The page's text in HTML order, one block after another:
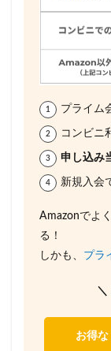
プライム
コンビニ
申し込み
新規入会
Amazonでよ
る！
しかも、 プラ
＼
お得